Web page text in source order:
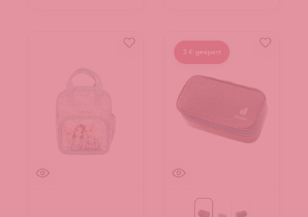
3 € gespart